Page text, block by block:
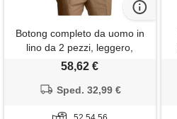
Botong completo da uomo in
lino da 2 pezzi, leggero,
blazer e pantaloni, set estivo
da spiaggia per matrimoni,
caff, 52
58,62 €
Sped. 32,99 €